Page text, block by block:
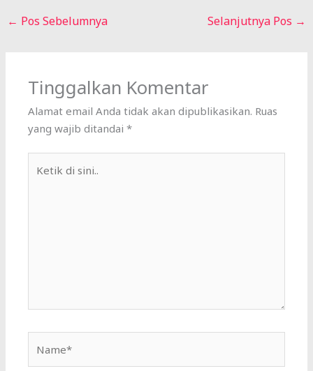
← Pos Sebelumnya Selanjutnya Pos →
Tinggalkan Komentar
Alamat email Anda tidak akan dipublikasikan. Ruas
yang wajib ditandai*